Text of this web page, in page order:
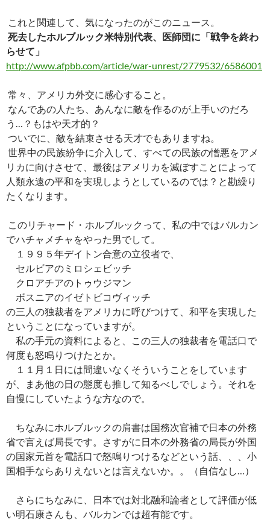
o
k
n
k
これと関連して、気になったのがこのニュース。
死去したホルブルック米特別代表、医師団に「戦争を終わ
らせて」
http://www.afpbb.com/article/war-unrest/2779532/6586001
常々、アメリカ外交に感心すること。
なんであの人たち、あんなに敵を作るのが上手いのだろ
う…？もはや天才的？
ついでに、敵を結束させる天才でもありますね。
世界中の民族紛争に介入して、すべての民族の憎悪をアメ
リカに向けさせて、最後はアメリカを滅ぼすことによって
人類永遠の平和を実現しようとしているのでは？と勘繰り
たくなります。
このリチャード・ホルブルックって、私の中ではバルカン
でハチャメチャをやった男でして。
１９９５年デイトン合意の立役者で、
セルビアのミロシェビッチ
クロアチアのトゥウジマン
ボスニアのイゼトビコヴィッチ
の三人の独裁者をアメリカに呼びつけて、和平を実現した
ということになっていますが。
私の手元の資料によると、この三人の独裁者を電話口で
何度も怒鳴りつけたとか。
１１月１日には間違いなくそういうことをしています
が、まあ他の日の態度も推して知るべしでしょう。それを
自慢にしていたような方なので。
ちなみにホルブルックの肩書は国務次官補で日本の外務
省で言えば局長です。さすがに日本の外務省の局長が外国
の国家元首を電話口で怒鳴りつけるなどという話、、、小
国相手ならありえないとは言えないか。。（自信なし…）
さらにちなみに、日本では対北融和論者として評価が低
い明石康さんも、バルカンでは超有能です。